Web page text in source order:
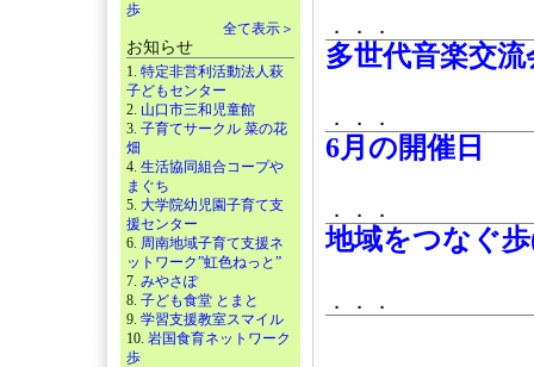
歩
全て表示＞
お知らせ
1. 特定非営利活動法人萩
子どもセンター
2. 山口市三和児童館
3. 子育てサークル 菜の花
畑
4. 生活協同組合コープや
まぐち
5. 大学院幼児園子育て支
援センター
6. 周南地域子育て支援ネ
ットワーク”虹色ねっと”
7. みやさぽ
8. 子ども食堂 とまと
9. 学習支援教室スマイル
10. 岩国食育ネットワーク
歩
．．．
多世代音楽交流
．．．
6月の開催日
．．．
地域をつなぐ
．．．